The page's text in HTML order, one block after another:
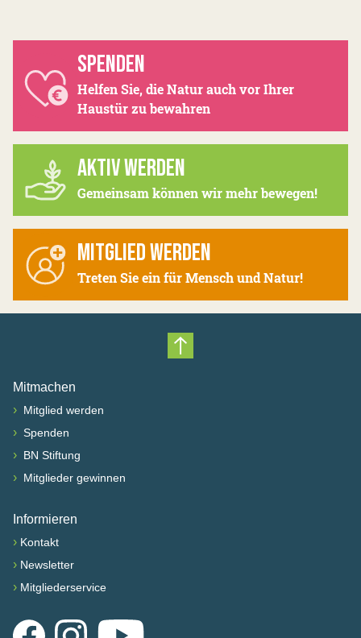
SPENDEN
Helfen Sie, die Natur auch vor Ihrer
Haustür zu bewahren
AKTIV WERDEN
Gemeinsam können wir mehr bewegen!
MITGLIED WERDEN
Treten Sie ein für Mensch und Natur!
Nach oben scrollen
Mitmachen
› Mitglied werden
› Spenden
› BN Stiftung
› Mitglieder gewinnen
Informieren
› Kontakt
› Newsletter
› Mitgliederservice
FacebookInstagramYouTube